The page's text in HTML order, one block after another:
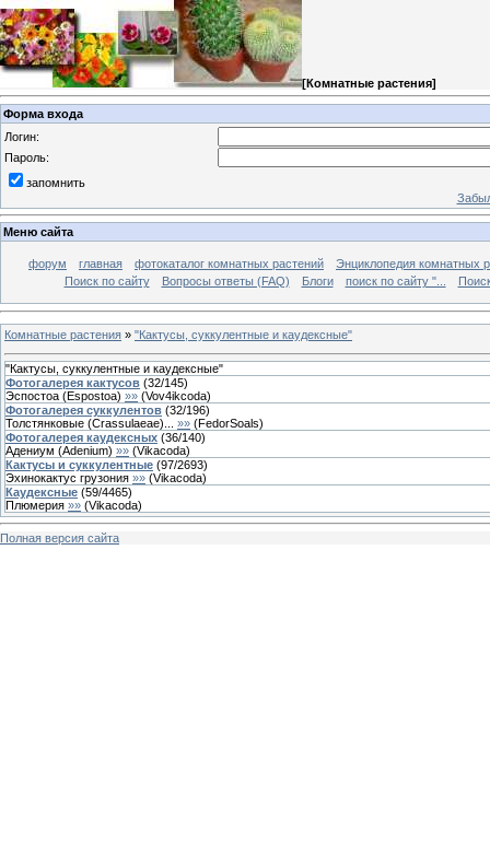
[Комнатные растения]
Форма входа
Логин:
Пароль:
запомнить
Меню сайта
форум главная фотокаталог комнатных растений
Энциклопедия комнатных
Поиск по сайту
Вопросы ответы (FAQ) Блоги поиск по сайту "...
Комнатные растения » "Кактусы, суккулентные и каудексные"
"Кактусы, суккулентные и каудексные"
Фотогалерея кактусов (32/145)
Эспостоа (Espostoa) »» (Vov4ikcoda)
Фотогалерея суккулентов (32/196)
Толстянковые (Crassulaeae)...
»» (FedorSoals)
Фотогалерея каудексных (36/140)
Адениум (Adenium) »» (Vikacoda)
Кактусы и суккулентные (97/2693)
Эхинокактус грузония »» (Vikacoda)
Каудексные (59/4465)
Плюмерия »» (Vikacoda)
Полная версия сайта